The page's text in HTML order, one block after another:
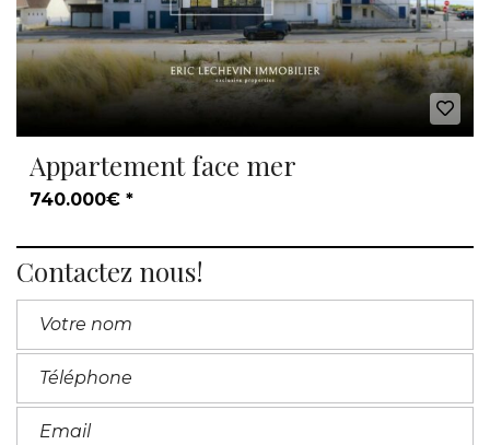
Appartement face mer
740.000€ *
Contactez nous!